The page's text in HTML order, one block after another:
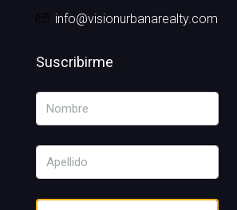
info@visionurbanarealty.com
Suscribirme